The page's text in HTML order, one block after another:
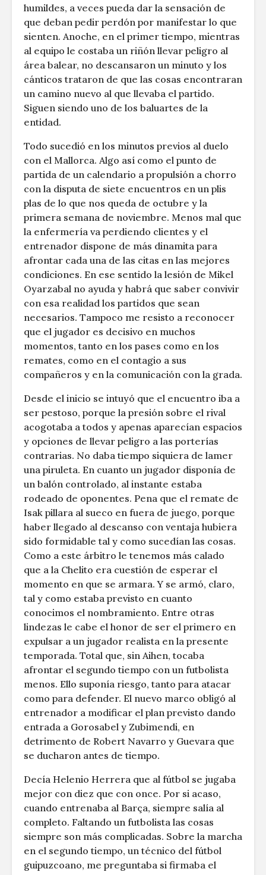
humildes, a veces pueda dar la sensación de
que deban pedir perdón por manifestar lo que
sienten. Anoche, en el primer tiempo, mientras
al equipo le costaba un riñón llevar peligro al
área balear, no descansaron un minuto y los
cánticos trataron de que las cosas encontraran
un camino nuevo al que llevaba el partido.
Siguen siendo uno de los baluartes de la
entidad.
Todo sucedió en los minutos previos al duelo
con el Mallorca. Algo así como el punto de
partida de un calendario a propulsión a chorro
con la disputa de siete encuentros en un plis
plas de lo que nos queda de octubre y la
primera semana de noviembre. Menos mal que
la enfermería va perdiendo clientes y el
entrenador dispone de más dinamita para
afrontar cada una de las citas en las mejores
condiciones. En ese sentido la lesión de Mikel
Oyarzabal no ayuda y habrá que saber convivir
con esa realidad los partidos que sean
necesarios. Tampoco me resisto a reconocer
que el jugador es decisivo en muchos
momentos, tanto en los pases como en los
remates, como en el contagio a sus
compañeros y en la comunicación con la grada.
Desde el inicio se intuyó que el encuentro iba a
ser pestoso, porque la presión sobre el rival
acogotaba a todos y apenas aparecían espacios
y opciones de llevar peligro a las porterías
contrarias. No daba tiempo siquiera de lamer
una piruleta. En cuanto un jugador disponía de
un balón controlado, al instante estaba
rodeado de oponentes. Pena que el remate de
Isak pillara al sueco en fuera de juego, porque
haber llegado al descanso con ventaja hubiera
sido formidable tal y como sucedían las cosas.
Como a este árbitro le tenemos más calado
que a la Chelito era cuestión de esperar el
momento en que se armara. Y se armó, claro,
tal y como estaba previsto en cuanto
conocimos el nombramiento. Entre otras
lindezas le cabe el honor de ser el primero en
expulsar a un jugador realista en la presente
temporada. Total que, sin Aihen, tocaba
afrontar el segundo tiempo con un futbolista
menos. Ello suponía riesgo, tanto para atacar
como para defender. El nuevo marco obligó al
entrenador a modificar el plan previsto dando
entrada a Gorosabel y Zubimendi, en
detrimento de Robert Navarro y Guevara que
se ducharon antes de tiempo.
Decía Helenio Herrera que al fútbol se jugaba
mejor con diez que con once. Por si acaso,
cuando entrenaba al Barça, siempre salía al
completo. Faltando un futbolista las cosas
siempre son más complicadas. Sobre la marcha
en el segundo tiempo, un técnico del fútbol
guipuzcoano, me preguntaba si firmaba el